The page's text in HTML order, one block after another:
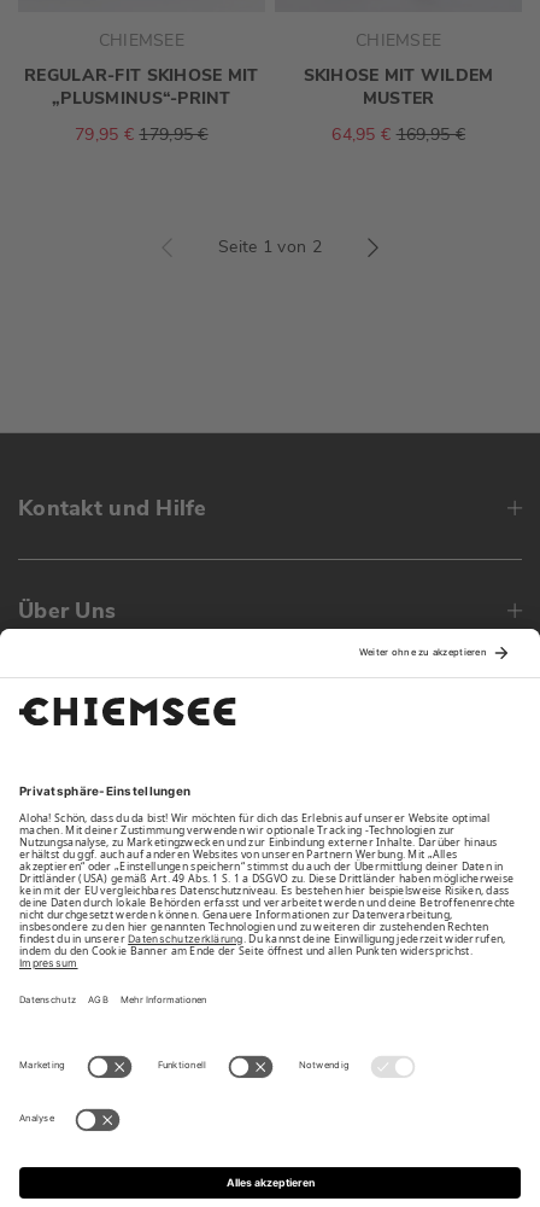
CHIEMSEE
REGULAR-FIT SKIHOSE MIT
„PLUSMINUS“-PRINT
79,95 € 179,95 €
CHIEMSEE
SKIHOSE MIT WILDEM
MUSTER
64,95 € 169,95 €
Seite 1 von 2
Kontakt und Hilfe
Über Uns
Family
Unsere Vorteile
Unsere Partner